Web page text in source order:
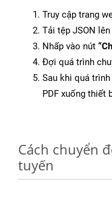
Truy cập trang
Tải tệp JSON
Nhấp vào nút
Đợi quá trình
Sau khi quá
PDF xuống thiết
Cách chuyển
tuyến